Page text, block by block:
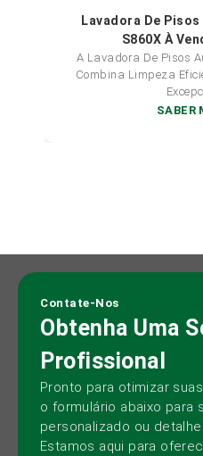
Lavadora De
S860X À
A Lavadora De Pisos
Combina Limpeza
SABER
Contate-Nos
Obtenha Uma
Profissional
Pronto para otimizar
o formulário abaixo para
personalizado ou
Estamos aqui para